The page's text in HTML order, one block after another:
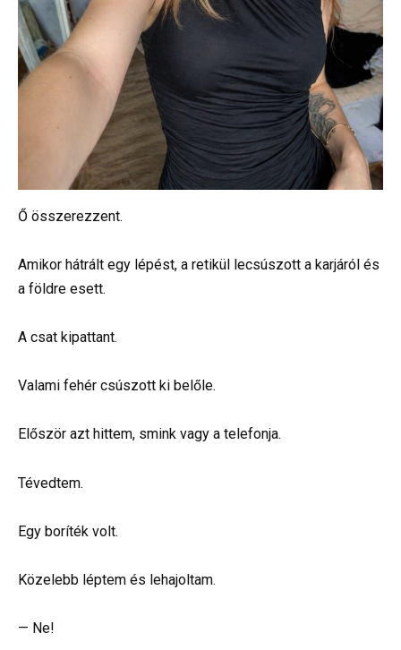
Ő összerezzent.
Amikor hátrált egy lépést, a retikül lecsúszott a karjáról és
a földre esett.
A csat kipattant.
Valami fehér csúszott ki belőle.
Először azt hittem, smink vagy a telefonja.
Tévedtem.
Egy boríték volt.
Közelebb léptem és lehajoltam.
— Ne!